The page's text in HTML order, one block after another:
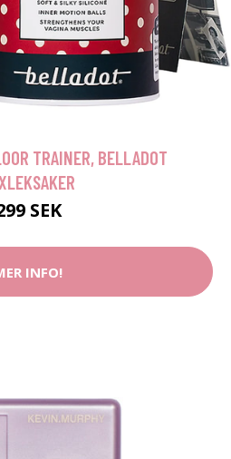
TRAINER, BELLADOT
SEK
INFO!